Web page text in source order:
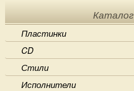
Каталог
Пластинки
CD
Стили
Исполнители